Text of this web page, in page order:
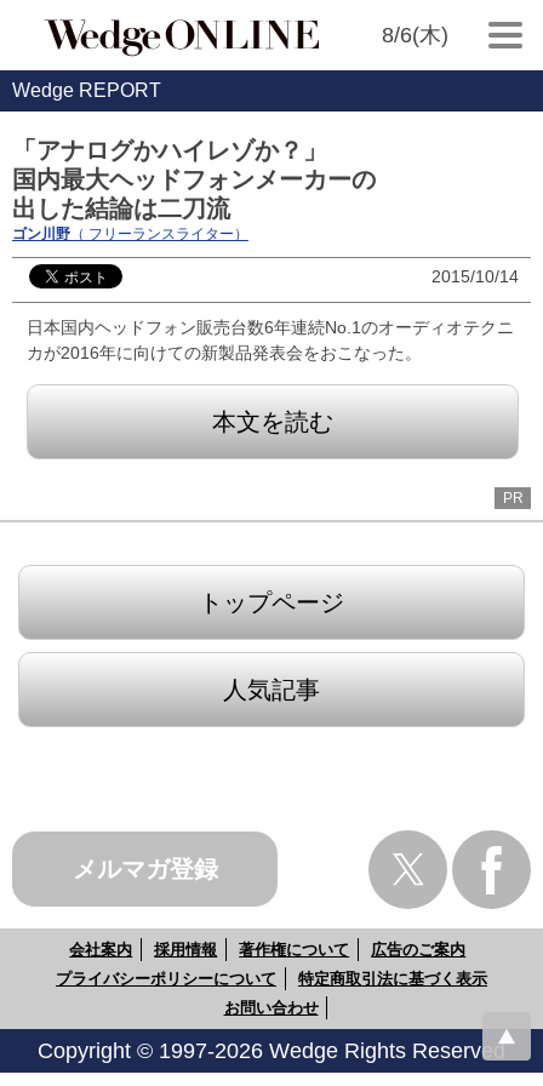
8/6(木)
Wedge REPORT
「アナログかハイレゾか？」
国内最大ヘッドフォンメーカーの
出した結論は二刀流
ゴン川野 （ フリーランスライター）
2015/10/14
日本国内ヘッドフォン販売台数6年連続No.1のオーディオテクニ
カが2016年に向けての新製品発表会をおこなった。
本文を読む
PR
トップページ
人気記事
メルマガ登録
会社案内 採用情報 著作権について
広告のご案内
プライバシーポリシーについて
特定商取引法に基づく表示
お問い合わせ
Copyright © 1997-2026 Wedge Rights Reserved